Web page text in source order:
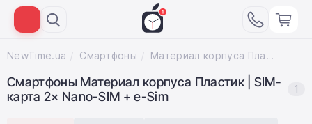
NewTime.ua Смартфоны Материал корпуса Пластик; SIM-карта 2× Nano-SIM + e-Sim
Смартфоны Материал корпуса Пластик | SIM-
карта 2× Nano-SIM + e-Sim
1